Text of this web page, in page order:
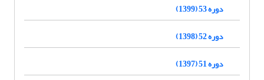
دوره 53 (1399)
دوره 52 (1398)
دوره 51 (1397)